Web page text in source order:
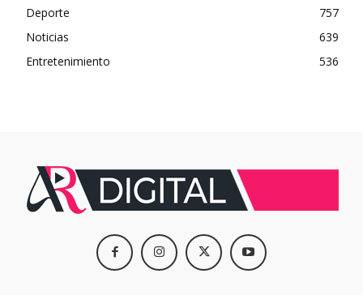
Deporte
757
Noticias
639
Entretenimiento
536